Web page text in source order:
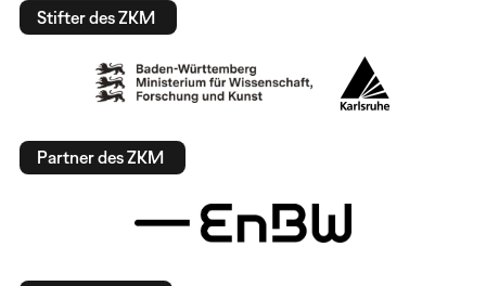
Stifter des ZKM
Partner des ZKM